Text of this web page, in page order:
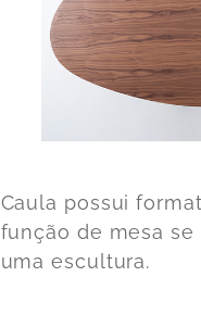
Caula possui
função de mesa
uma escultura.